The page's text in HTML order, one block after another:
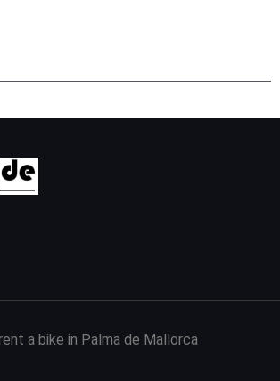
a bike in Palma de Mallorca